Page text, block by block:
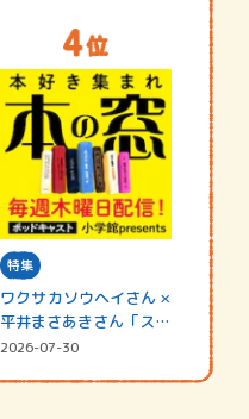
特集
ワクサカソウヘイさん ×
平井まさあきさん「スペ
シャ…
2026-07-30